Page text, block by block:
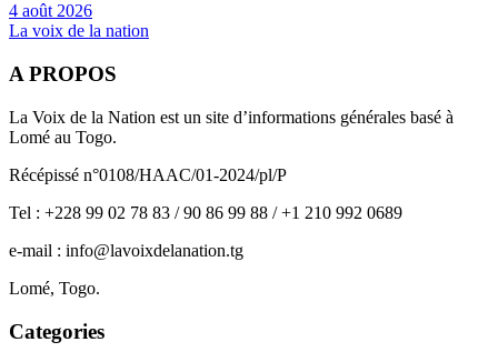
4 août 2026
La voix de la nation
A PROPOS
La Voix de la Nation est un site d’informations générales basé à
Lomé au Togo.
Récépissé n°0108/HAAC/01-2024/pl/P
Tel : +228 99 02 78 83 / 90 86 99 88 / +1 210 992 0689
e-mail : info@lavoixdelanation.tg
Lomé, Togo.
Categories